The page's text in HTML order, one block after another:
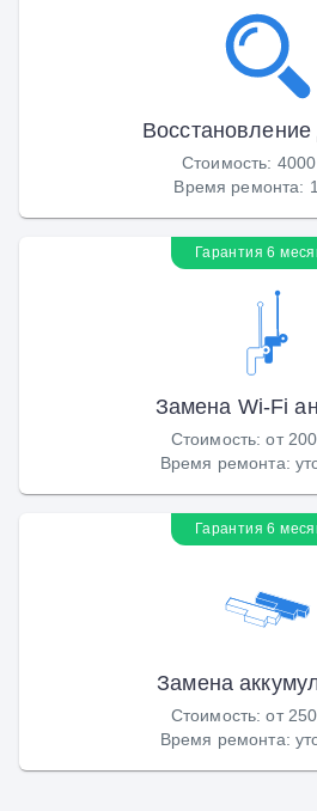
Стоимость: 4000
Время ремонта:
Гарантия 6
Замена Wi-Fi
Стоимость:от
Время ремонта:
Гарантия 6
Замена
Стоимость:от
Время ремонта: